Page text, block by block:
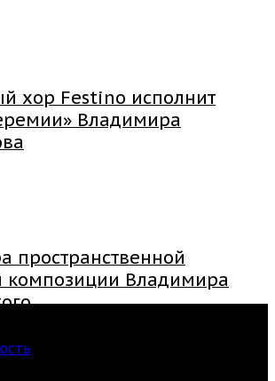
хор Festino исполнит
Владимира
пространственной
композиции Владимира